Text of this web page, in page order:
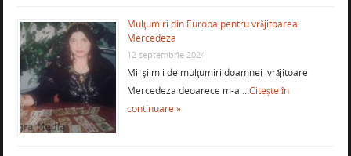
Mulţumiri din Europa pentru vrăjitoarea
Mercedeza
12 septembrie 2024
Mii şi mii de mulţumiri doamnei vrăjitoare
Mercedeza deoarece m-a …Citește în
continuare »